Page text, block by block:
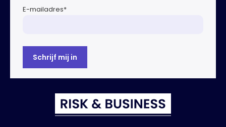
E-mailadres*